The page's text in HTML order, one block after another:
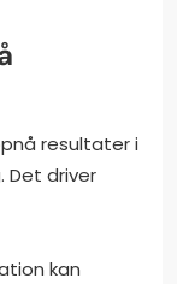
resultater i
driver
kan